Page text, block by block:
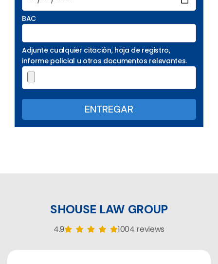
BAC
Adjunte cualquier citación, hoja de registro,
informe policial u otros documentos relevantes.
SHOUSE LAW GROUP
4.9 1004 reviews